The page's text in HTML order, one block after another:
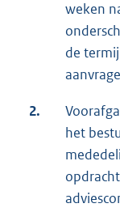
weken
de
2.
het